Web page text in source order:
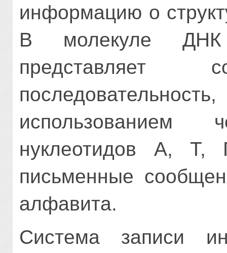
информацию о
В молекуле ДНК
представляет
нуклеотидов А,
письменные
алфавита.
Система записи